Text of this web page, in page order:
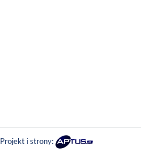
Projekt i strony: